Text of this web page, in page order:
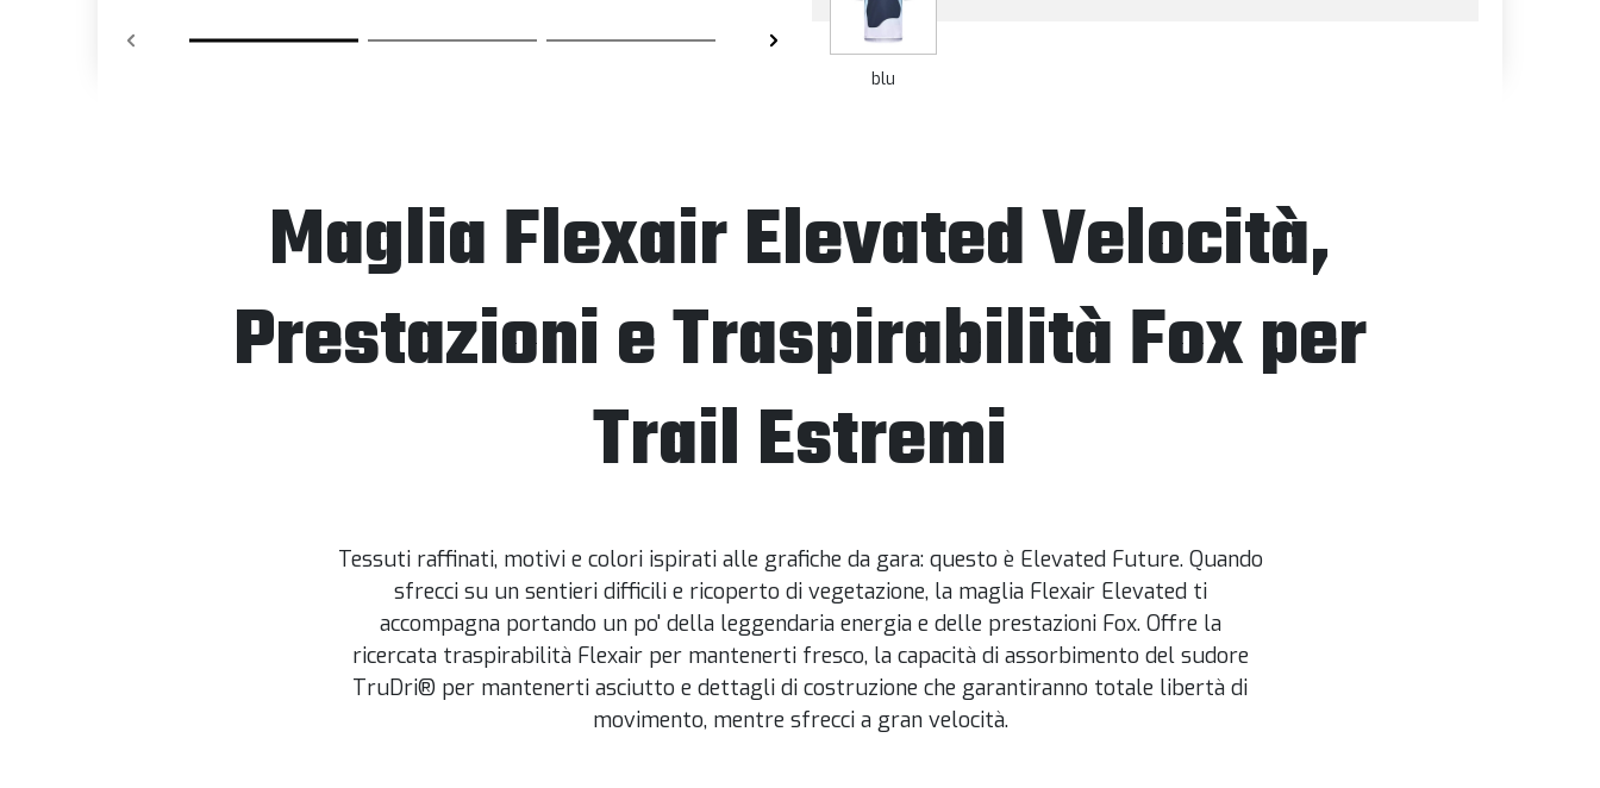
blu
Maglia Flexair Elevated Velocità,
Prestazioni e Traspirabilità Fox per
Trail Estremi
Tessuti raffinati, motivi e colori ispirati alle grafiche da gara: questo è Elevated Future. Quando
sfrecci su un sentieri difficili e ricoperto di vegetazione, la maglia Flexair Elevated ti
accompagna portando un po' della leggendaria energia e delle prestazioni Fox. Offre la
ricercata traspirabilità Flexair per mantenerti fresco, la capacità di assorbimento del sudore
TruDri® per mantenerti asciutto e dettagli di costruzione che garantiranno totale libertà di
movimento, mentre sfrecci a gran velocità.